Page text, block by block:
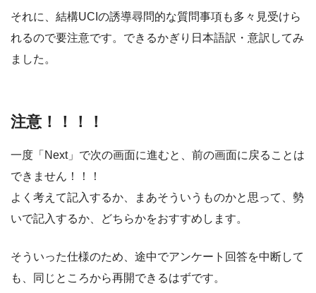
それに、結構UCIの誘導尋問的な質問事項も多々見受けら
れるので要注意です。できるかぎり日本語訳・意訳してみ
ました。
注意！！！！
一度「Next」で次の画面に進むと、前の画面に戻ることは
できません！！！
よく考えて記入するか、まあそういうものかと思って、勢
いで記入するか、どちらかをおすすめします。
そういった仕様のため、途中でアンケート回答を中断して
も、同じところから再開できるはずです。